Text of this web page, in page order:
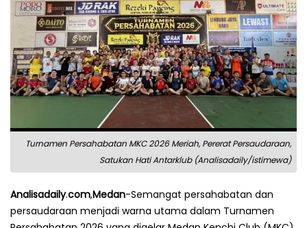
Turnamen Persahabatan MKC 2026 Meriah, Pererat Persaudaraan,
Satukan Hati Antarklub (Analisadaily/istimewa)
Analisadaily.com,Medan-Semangat persahabatan dan
persaudaraan menjadi warna utama dalam Turnamen